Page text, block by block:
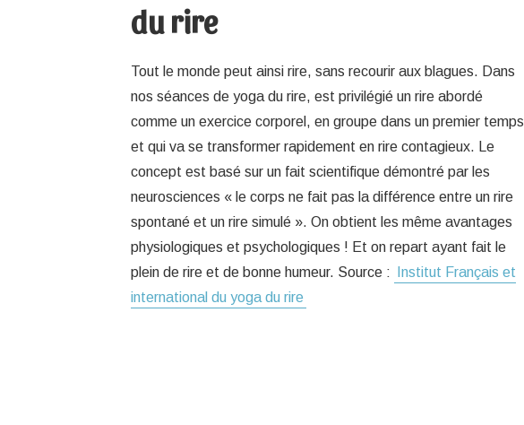
du rire
Tout le monde peut ainsi rire, sans recourir aux blagues. Dans
nos séances de yoga du rire, est privilégié un rire abordé
comme un exercice corporel, en groupe dans un premier temps
et qui va se transformer rapidement en rire contagieux. Le
concept est basé sur un fait scientifique démontré par les
neurosciences « le corps ne fait pas la différence entre un rire
spontané et un rire simulé ». On obtient les même avantages
physiologiques et psychologiques ! Et on repart ayant fait le
plein de rire et de bonne humeur. Source :
Institut Français et
international du yoga du rire